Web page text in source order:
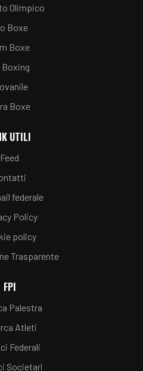
Olimpico
Boxe
Boxe
Boxing
Boxe
UTILI
Feed
federale
Policy
policy
Trasparente
FPI
Palestra
Atleti
Federali
Societari